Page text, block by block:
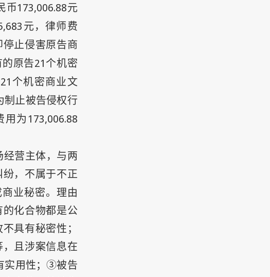
币 173,006.88元
元，律师费
停止侵害原告商
原告21 个机密
21 个机密商业文
制止被告侵权行
用为 173,006.88
经营主体，与两
，不属于不正
业秘密。理由
化合物都是公
具有秘密性；
且涉案信息在
实用性；③被告